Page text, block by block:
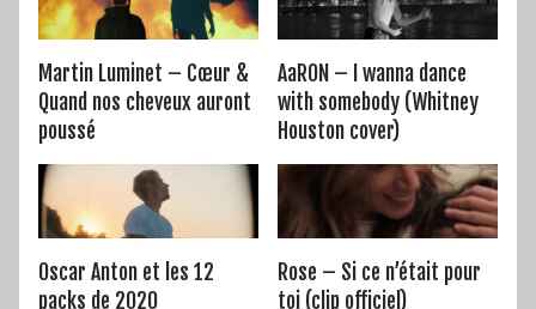
Martin Luminet – Cœur &
Quand nos cheveux auront
poussé
AaRON – I wanna dance
with somebody (Whitney
Houston cover)
Oscar Anton et les 12
packs de 2020
Rose – Si ce n’était pour
toi (clip officiel)